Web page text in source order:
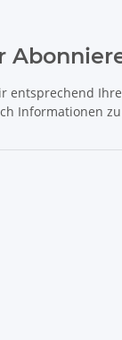
entsprechend
Informationen